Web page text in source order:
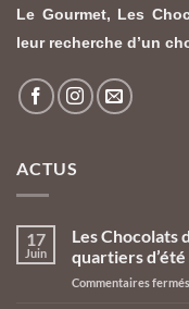
Le Gourmet, Les
leur recherche d’un
ACTUS
17
Juin
Les Chocolats
quartiers
Commentaires fermés